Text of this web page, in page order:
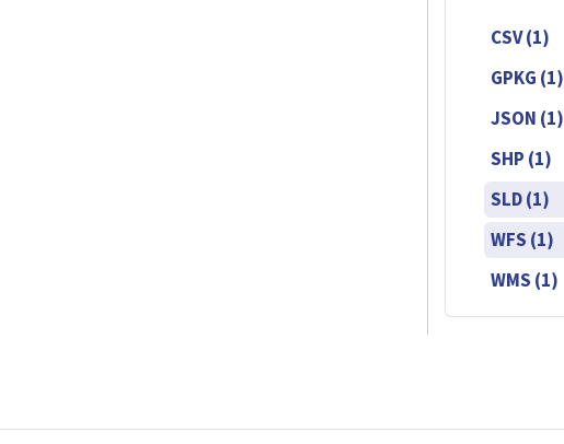
CSV (1)
GPKG (1)
JSON (1)
SHP (1)
SLD (1)
WFS (1)
WMS (1)